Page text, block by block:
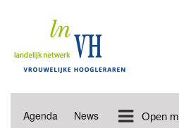
Agenda News Open